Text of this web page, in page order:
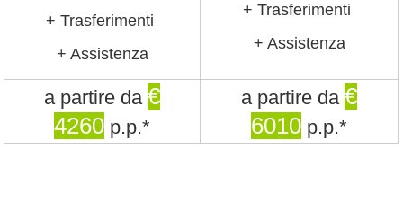
+ Trasferimenti
+ Assistenza
+ Trasferimenti
+ Assistenza
a partire da€
4260 p.p.*
a partire da€
6010 p.p.*